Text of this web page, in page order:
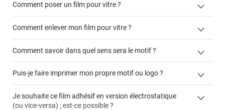
Comment poser un film pour vitre ?
cet article
cet
article
Comment enlever mon film pour vitre ?
enlever et stocker
Comment savoir dans quel sens sera le motif ?
Puis-je faire imprimer mon propre motif ou logo ?
personnaliser
Je souhaite ce film adhésif en version électrostatique
(ou vice-versa) ; est-ce possible ?